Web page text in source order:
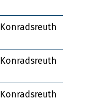
Konradsreuth
Konradsreuth
Konradsreuth